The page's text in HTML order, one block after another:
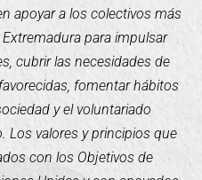
apoyar a los colectivos más
para impulsar
cubrir las necesidades de
fomentar hábitos
y el voluntariado
Los valores y principios que
con los Objetivos de